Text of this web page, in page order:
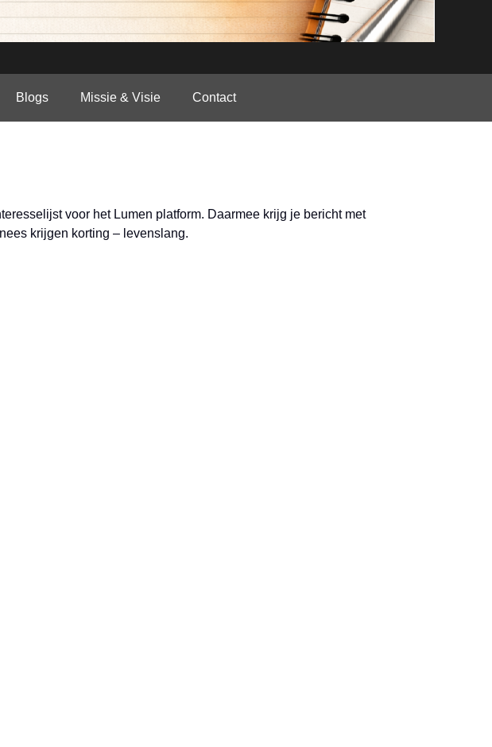
Blogs Missie & Visie Contact
voor het Lumen platform. Daarmee krijg je bericht met
krijgen korting – levenslang.